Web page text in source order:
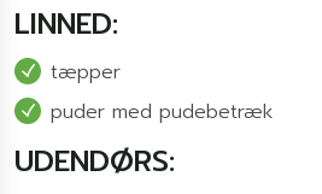
LINNED:
tæpper
puder med pudebetræk
UDENDØRS: